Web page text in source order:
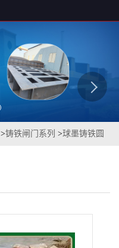
>铸铁闸门系列 >球墨铸铁圆